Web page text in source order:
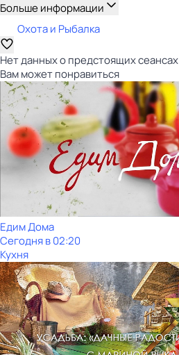
Больше информации
Охота и Рыбалка
Нет данных о предстоящих сеансах
Вам может понравиться
Едим Дома
Сегодня в 02:20
Кухня